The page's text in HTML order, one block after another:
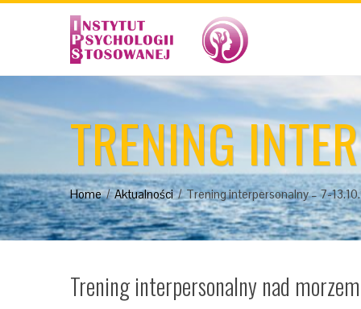
TRENING
Home Aktualności Trening interpersonalny – 7-
Trening interpersonalny nad